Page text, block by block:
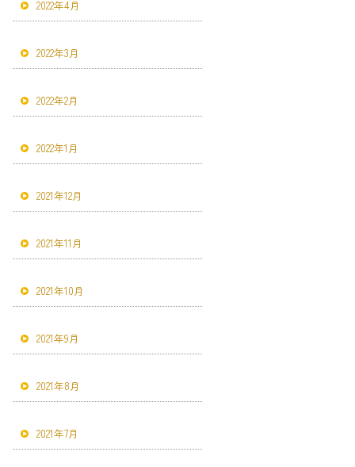
2022年4月
2022年3月
2022年2月
2022年1月
2021年12月
2021年11月
2021年10月
2021年9月
2021年8月
2021年7月